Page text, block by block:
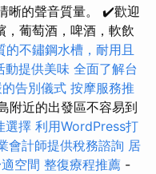
晰的聲音質量。 ✔️歡迎
，葡萄酒，啤酒，軟飲
的不鏽鋼水槽，耐用且
動提供美味 全面了解台
告別儀式 按摩服務推
附近的出發區不容易到
選擇 利用WordPress打
會計師提供稅務諮詢 居
空間 整復療程推薦 -